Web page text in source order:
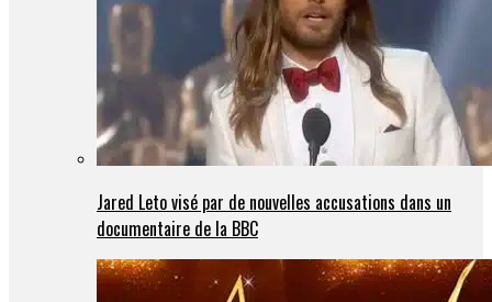
Jared Leto visé par de nouvelles accusations dans un
documentaire de la BBC